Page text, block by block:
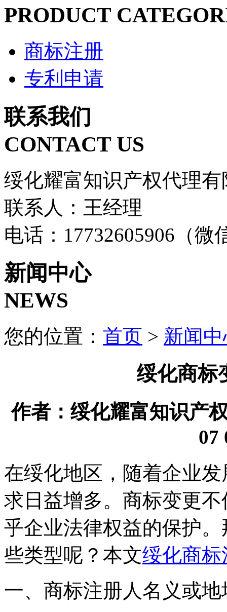
PRODUCT
商标注册
专利申请
联系我们
CONTACT US
绥化耀富知识产权代理有
联系人：王经理
电话：17732605906（微
新闻中心
NEWS
您的位置： 首页 > 新闻
绥化商标
作者：绥化耀富知识产
07
在绥化地区，随着企业
求日益增多。商标变更
乎企业法律权益的保护
些类型呢？本文绥化商标
一、商标注册人名义或地